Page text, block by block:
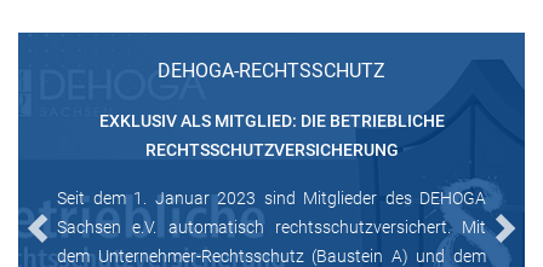
DEHOGA-RECHTSSCHUTZ
EXKLUSIV ALS MITGLIED: DIE BETRIEBLICHE
RECHTSSCHUTZVERSICHERUNG
Seit dem 1. Januar 2023 sind Mitglieder des DEHOGA
Sachsen e.V. automatisch rechtsschutzversichert. Mit
dem Unternehmer-Rechtsschutz (Baustein A) und dem
Previous Next